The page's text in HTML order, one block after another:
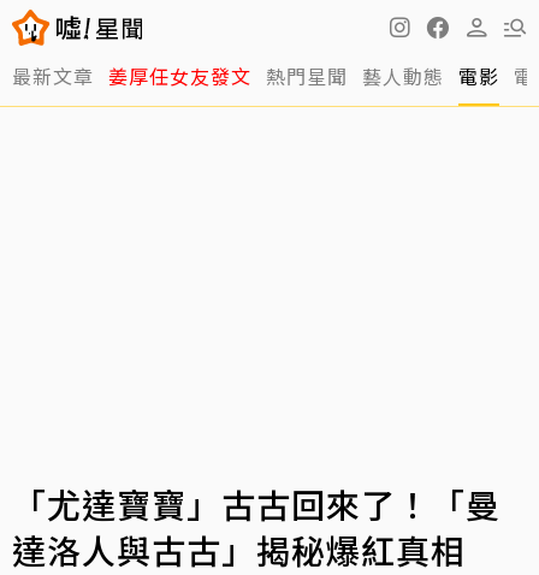
最新文章 姜厚任女友發文 熱門星聞 藝人動態 電影
「尤達寶寶」古古回來了！「曼
達洛人與古古」揭秘爆紅真相